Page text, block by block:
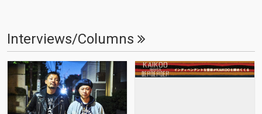
Interviews/Columns